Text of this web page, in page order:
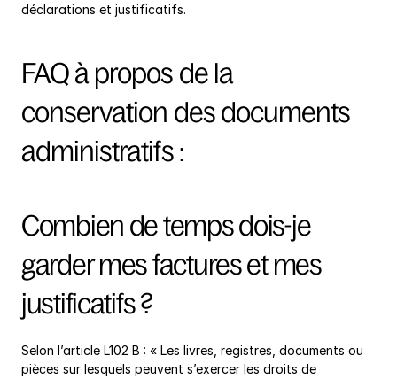
déclarations et justificatifs.
FAQ à propos de la
conservation des documents
administratifs :
Combien de temps dois-je
garder mes factures et mes
justificatifs ?
Selon l’article L102 B : « Les livres, registres, documents ou
pièces sur lesquels peuvent s’exercer les droits de